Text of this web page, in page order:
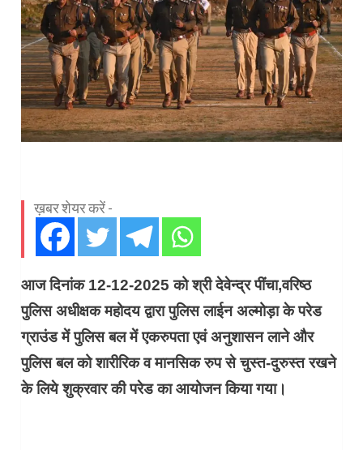
ख़बर शेयर करें -
आज दिनांक 12-12-2025 को श्री देवेन्द्र पींचा,वरिष्ठ
पुलिस अधीक्षक महोदय द्वारा पुलिस लाईन अल्मोड़ा के परेड
ग्राउंड में पुलिस बल में एकरुपता एवं अनुशासन लाने और
पुलिस बल को शारीरिक व मानसिक रुप से चुस्त-दुरुस्त रखने
के लिये शुक्रवार की परेड का आयोजन किया गया।